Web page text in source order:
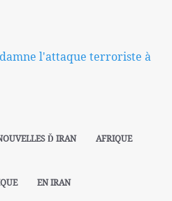
l'attaque terroriste à
Ď IRAN AFRIQUE
EN IRAN